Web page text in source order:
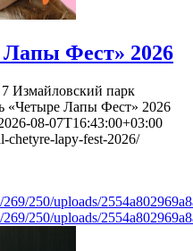
Фест» 2026
Измайловский парк
«Четыре Лапы Фест» 2026
08-07T16:43:00+03:00
chetyre-lapy-fest-2026/
250/uploads/
250/uploads/